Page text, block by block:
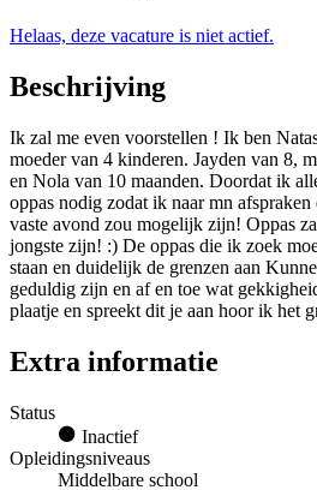
Helaas, deze vacature is niet actief.
Beschrijving
Ik zal me even voorstellen ! Ik ben
moeder van 4 kinderen. Jayden van 8,
en Nola van 10 maanden. Doordat ik
oppas nodig zodat ik naar mn
vaste avond zou mogelijk zijn! Oppas
jongste zijn! :) De oppas die ik zoek
staan en duidelijk de grenzen aan
geduldig zijn en af en toe wat
plaatje en spreekt dit je aan hoor ik het
Extra informatie
Status
Inactief
Opleidingsniveaus
Middelbare school